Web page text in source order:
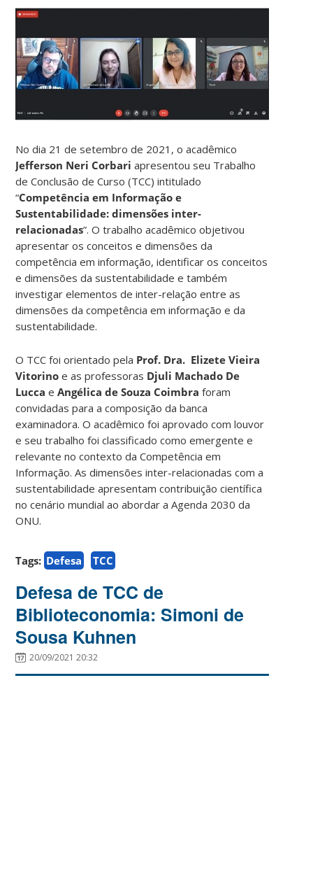
No dia 21 de setembro de 2021, o acadêmico
Jefferson Neri Corbari apresentou seu Trabalho
de Conclusão de Curso (TCC) intitulado
“Competência em Informação e
Sustentabilidade: dimensões inter-
relacionadas”. O trabalho acadêmico objetivou
apresentar os conceitos e dimensões da
competência em informação, identificar os conceitos
e dimensões da sustentabilidade e também
investigar elementos de inter-relação entre as
dimensões da competência em informação e da
sustentabilidade.
O TCC foi orientado pela Prof. Dra. Elizete Vieira
Vitorino e as professoras Djuli Machado De
Lucca eAngélica de Souza Coimbra foram
convidadas para a composição da banca
examinadora. O acadêmico foi aprovado com louvor
e seu trabalho foi classificado como emergente e
relevante no contexto da Competência em
Informação. As dimensões inter-relacionadas com a
sustentabilidade apresentam contribuição científica
no cenário mundial ao abordar a Agenda 2030 da
ONU.
Tags: Defesa TCC
Defesa de TCC de
Biblioteconomia: Simoni de
Sousa Kuhnen
20/09/2021 20:32